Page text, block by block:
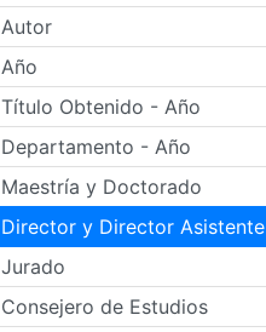
Autor
Año
Título Obtenido - Año
Departamento - Año
Maestría y Doctorado
Director y Director Asistente
Jurado
Consejero de Estudios